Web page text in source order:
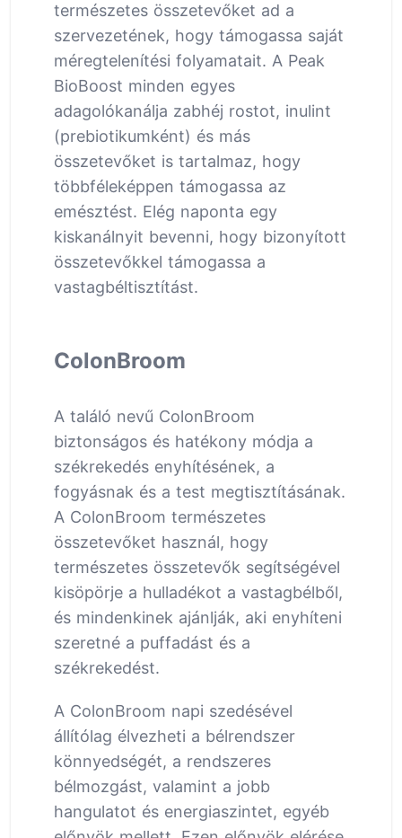
természetes összetevőket ad a
szervezetének, hogy támogassa saját
méregtelenítési folyamatait. A Peak
BioBoost minden egyes
adagolókanálja zabhéj rostot, inulint
(prebiotikumként) és más
összetevőket is tartalmaz, hogy
többféleképpen támogassa az
emésztést. Elég naponta egy
kiskanálnyit bevenni, hogy bizonyított
összetevőkkel támogassa a
vastagbéltisztítást.
ColonBroom
A találó nevű ColonBroom
biztonságos és hatékony módja a
székrekedés enyhítésének, a
fogyásnak és a test megtisztításának.
A ColonBroom természetes
összetevőket használ, hogy
természetes összetevők segítségével
kisöpörje a hulladékot a vastagbélből,
és mindenkinek ajánlják, aki enyhíteni
szeretné a puffadást és a
székrekedést.
A ColonBroom napi szedésével
állítólag élvezheti a bélrendszer
könnyedségét, a rendszeres
bélmozgást, valamint a jobb
hangulatot és energiaszintet, egyéb